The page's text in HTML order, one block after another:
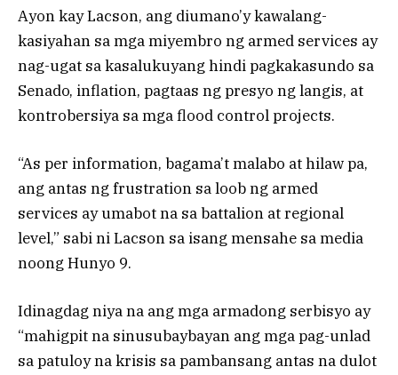
Ayon kay Lacson, ang diumano’y kawalang-
kasiyahan sa mga miyembro ng armed services ay
nag-ugat sa kasalukuyang hindi pagkakasundo sa
Senado, inflation, pagtaas ng presyo ng langis, at
kontrobersiya sa mga flood control projects.
“As per information, bagama’t malabo at hilaw pa,
ang antas ng frustration sa loob ng armed
services ay umabot na sa battalion at regional
level,” sabi ni Lacson sa isang mensahe sa media
noong Hunyo 9.
Idinagdag niya na ang mga armadong serbisyo ay
“mahigpit na sinusubaybayan ang mga pag-unlad
sa patuloy na krisis sa pambansang antas na dulot